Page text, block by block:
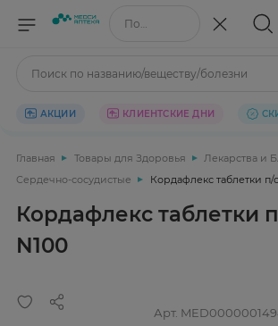
Поиск по названию/веществу
Поиск по названию/веществу/болезни
АКЦИИ КЛИЕНТСКИЕ ДНИ
Главная Товары для Здоровья
Лекарства и
Сердечно-сосудистые
Кордафлекс таблетки п/
Кордафлекс таблетки
N100
Арт.